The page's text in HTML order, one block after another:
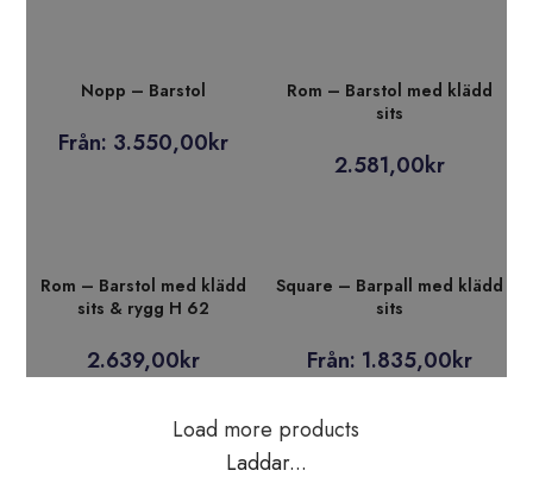
Nopp – Barstol
Från: 3.550,00kr
Rom – Barstol med klädd
sits
2.581,00kr
Rom – Barstol med klädd
sits & rygg H 62
2.639,00kr
Square – Barpall med klädd
sits
Från: 1.835,00kr
Load more products
Laddar...